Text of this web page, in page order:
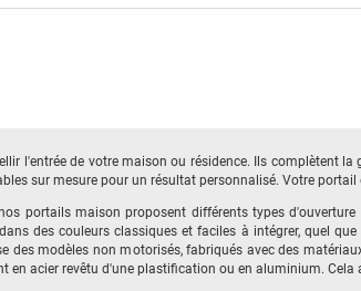
l'entrée de votre maison ou résidence. Ils complètent
sur mesure pour un résultat personnalisé. Votre
portails maison proposent différents types
des couleurs classiques et faciles à intégrer, quel
des modèles non motorisés, fabriqués avec des
en acier revêtu d'une plastification ou en aluminium.